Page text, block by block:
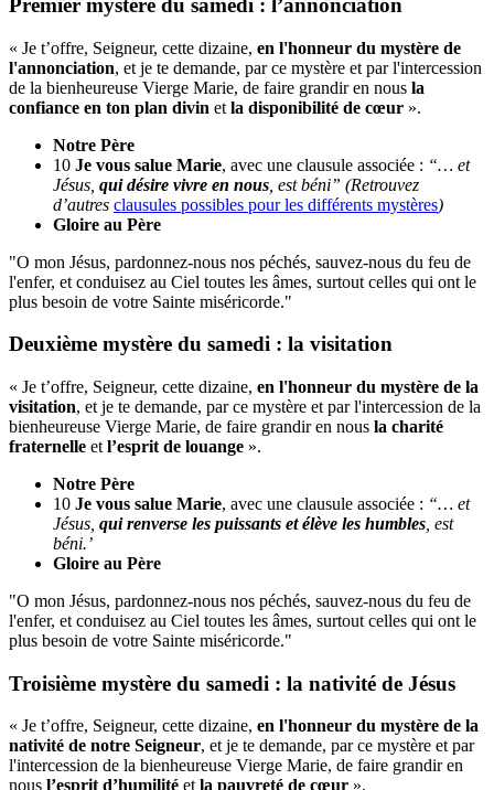
Premier mystère du samedi : l’annonciation
« Je t’offre, Seigneur, cette dizaine, en l'honneur du mystère de
l'annonciation, et je te demande, par ce mystère et par l'intercession
de la bienheureuse Vierge Marie, de faire grandir en nous la
confiance en ton plan divin et la disponibilité de cœur ».
Notre Père
10 Je vous salue Marie, avec une clausule associée : “… et
Jésus, qui désire vivre en nous , est béni” (Retrouvez
d’autres clausules possibles pour les différents mystères)
Gloire au Père
"O mon Jésus, pardonnez-nous nos péchés, sauvez-nous du feu de
l'enfer, et conduisez au Ciel toutes les âmes, surtout celles qui ont le
plus besoin de votre Sainte miséricorde."
Deuxième mystère du samedi : la visitation
« Je t’offre, Seigneur, cette dizaine, en l'honneur du mystère de la
visitation, et je te demande, par ce mystère et par l'intercession de la
bienheureuse Vierge Marie, de faire grandir en nous la charité
fraternelle et l’esprit de louange ».
Notre Père
10 Je vous salue Marie, avec une clausule associée : “… et
Jésus, qui renverse les puissants et élève les humbles , est
béni.’
Gloire au Père
"O mon Jésus, pardonnez-nous nos péchés, sauvez-nous du feu de
l'enfer, et conduisez au Ciel toutes les âmes, surtout celles qui ont le
plus besoin de votre Sainte miséricorde."
Troisième mystère du samedi : la nativité de Jésus
« Je t’offre, Seigneur, cette dizaine, en l'honneur du mystère de la
nativité de notre Seigneur, et je te demande, par ce mystère et par
l'intercession de la bienheureuse Vierge Marie, de faire grandir en
nous l’esprit d’humilité et la pauvreté de cœur ».